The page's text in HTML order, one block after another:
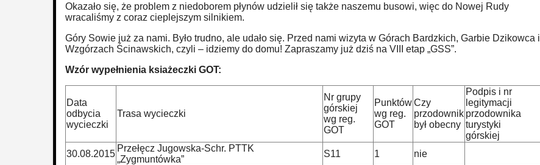
Okazało się, że problem z niedoborem płynów udzielił się także naszemu busowi, więc do Nowej Rudy
wracaliśmy z coraz cieplejszym silnikiem.
Góry Sowie już za nami. Było trudno, ale udało się. Przed nami wizyta w Górach Bardzkich, Garbie Dzikowca i
Wzgórzach Ścinawskich, czyli – idziemy do domu! Zapraszamy już dziś na VIII etap „GSS”.
Wzór wypełnienia ksiażeczki GOT:
Data
odbycia
wycieczki
Trasa wycieczki
Nr grupy
górskiej
wg reg.
GOT
Punktów
wg reg.
GOT
Czy
przodownik
był obecny
Podpis i nr
legitymacji
przodownika
turystyki
górskiej
30.08.2015
Przełęcz Jugowska-Schr. PTTK
„Zygmuntówka”
S11 1
nie